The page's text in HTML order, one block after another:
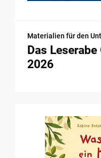
Materialien für den
Das
2026